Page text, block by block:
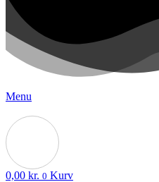
Menu
0,00 kr. 0 Kurv